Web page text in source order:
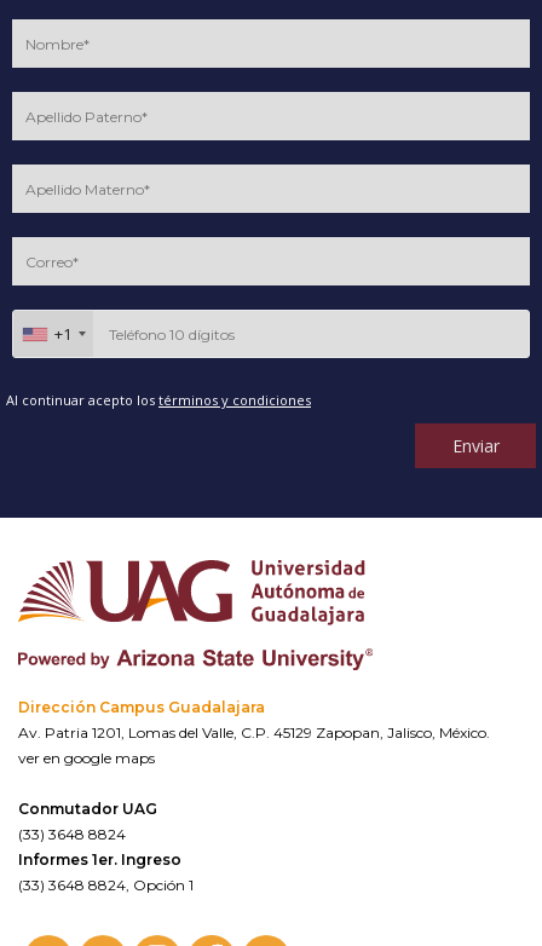
+1
Al continuar acepto los términos y condiciones
Enviar
Dirección Campus Guadalajara
Av. Patria 1201, Lomas del Valle, C.P. 45129 Zapopan, Jalisco, México.
ver en google maps
Conmutador UAG
(33) 3648 8824
Informes 1er. Ingreso
(33) 3648 8824, Opción 1